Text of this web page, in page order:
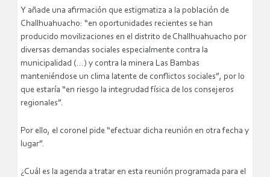
Y añade una afirmación que estigmatiza a la población de
Challhuahuacho: “en oportunidades recientes se han
producido movilizaciones en el distrito de Challhuahuacho por
diversas demandas sociales especialmente contra la
municipalidad (…) y contra la minera Las Bambas
manteniéndose un clima latente de conflictos sociales”, por lo
que estaría “en riesgo la integrudad física de los consejeros
regionales”.
Por ello, el coronel pide “efectuar dicha reunión en otra fecha y
lugar”.
¿Cuál es la agenda a tratar en esta reunión programada para el